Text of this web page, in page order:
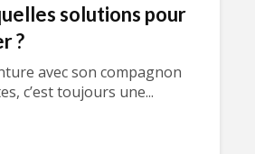
solutions pour
?
avec son compagnon
c’est toujours une...